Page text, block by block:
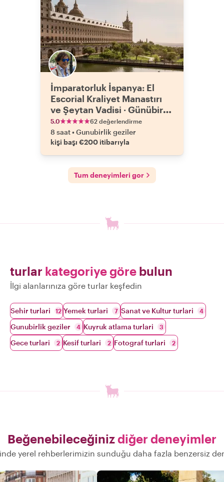
İmparatorluk İspanya: El
Escorial Kraliyet Manastırı
ve Şeytan Vadisi · Günübirlik
Gezi
5.0 62 değerlendirme
8 saat•Gunubirlik geziler
kişi başı €200 itibarıyla
Tum deneyimleri gor
turlar kategoriye göre bulun
İlgi alanlarınıza göre turlar keşfedin
Sehir turlari 12 Yemek turlari 7 Sanat ve Kultur turlari 4
Gunubirlik geziler 4 Kuyruk atlama turlari 3
Gece turlari 2 Kesif turlari 2 Fotograf turlari 2
Beğenebileceğinizdiğer deneyimler
yerel rehberlerimizin sunduğu daha fazla benzersiz